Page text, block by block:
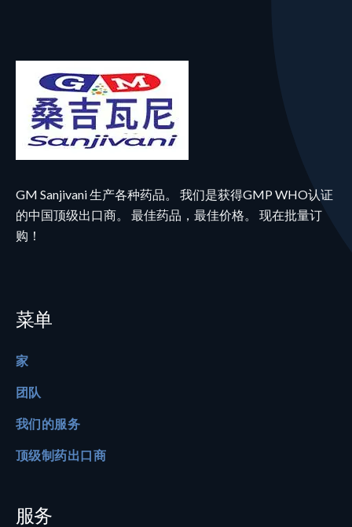
GM Sanjivani 生产各种药品。 我们是获得GMP WHO认证
的中国顶级出口商。 最佳药品，最佳价格。 现在批量订
购！
菜单
家
团队
我们的服务
顶级制药出口商
服务